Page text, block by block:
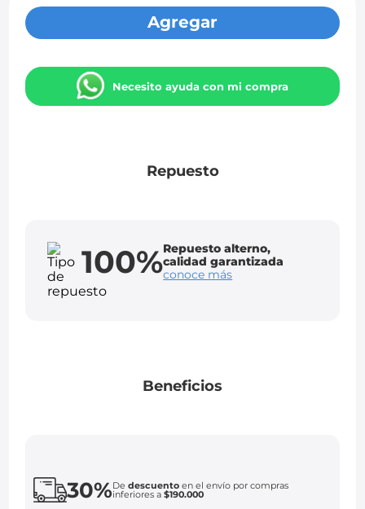
Agregar
Necesito ayuda con mi compra
Repuesto
100%Repuesto alterno,
calidad garantizada
conoce más
Beneficios
30%Dedescuento en el envío por compras
inferiores a$190.000